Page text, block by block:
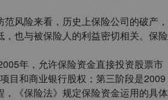
风险来看，历史上保险公司的破产，
也与被保险人的利益密切相关。保险
年，允许保险资金直接投资股票市
目和商业银行股权；第三阶段是2009
《保险法》规定保险资金运用的具体